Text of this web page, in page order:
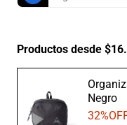
Productos desde
Negro
32